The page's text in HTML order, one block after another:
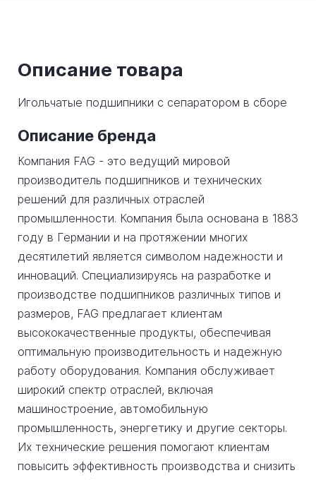
Описание товара
Игольчатые подшипники с сепаратором в сборе
Описание бренда
Компания FAG - это ведущий мировой
производитель подшипников и технических
решений для различных отраслей
промышленности. Компания была основана в 1883
году в Германии и на протяжении многих
десятилетий является символом надежности и
инноваций. Специализируясь на разработке и
производстве подшипников различных типов и
размеров, FAG предлагает клиентам
высококачественные продукты, обеспечивая
оптимальную производительность и надежную
работу оборудования. Компания обслуживает
широкий спектр отраслей, включая
машиностроение, автомобильную
промышленность, энергетику и другие секторы.
Их технические решения помогают клиентам
повысить эффективность производства и снизить